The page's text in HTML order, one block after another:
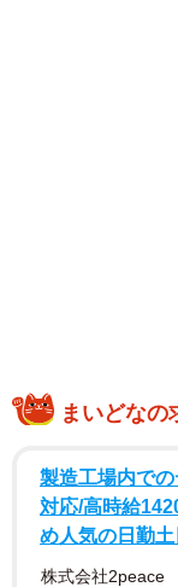
（taka/まいどなの
製造工場内で
対応/高時給
め人気の日勤
株式会社2peace